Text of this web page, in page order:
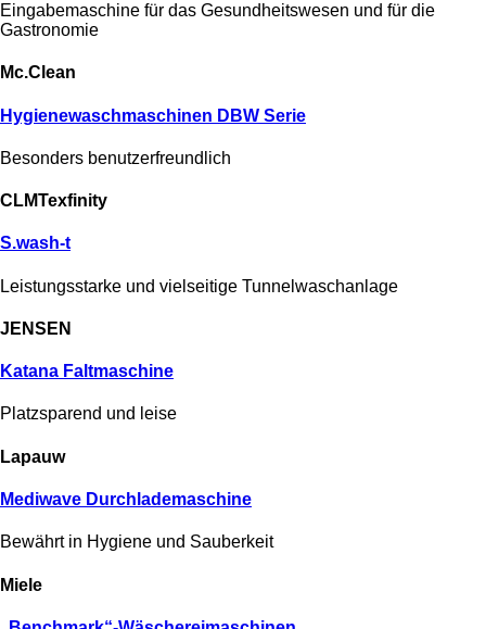
Eingabemaschine für das Gesundheitswesen und für die
Gastronomie
Mc.Clean
Hygiene­­­wasch­maschinen DBW Serie
Besonders benutzerfreundlich
CLMTexfinity
S.wash-t
Leistungsstarke und vielseitige Tunnelwaschanlage
JENSEN
Katana Faltmaschine
Platzsparend und leise
Lapauw
Mediwave Durchlade­maschine
Bewährt in Hygiene und Sauberkeit
Miele